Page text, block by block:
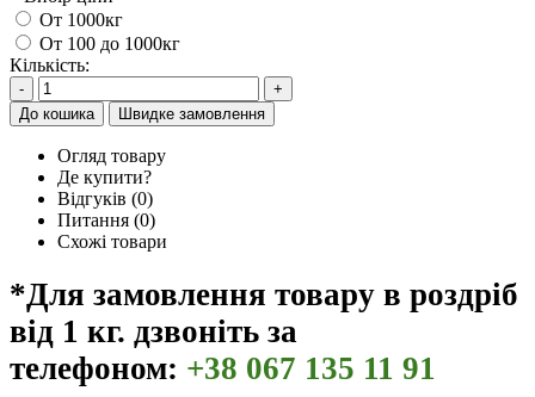
От 1000кг
От 100 до 1000кг
Кількість:
-
+
До кошика
Швидке замовлення
Огляд товару
Де купити?
Відгуків (0)
Питання (0)
Схожі товари
*Для замовлення товару в роздріб
від 1 кг. дзвоніть за
телефоном: +38 067 135 11 91